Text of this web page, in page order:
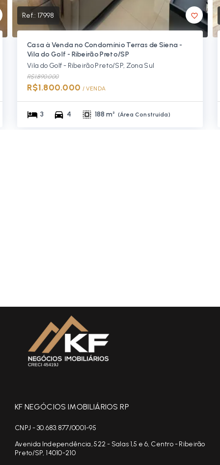
Ref.: 17998
Casa à Venda no Condomínio Terras de Siena -
Vila do Golf - Ribeirão Preto/SP
Vila do Golf - Ribeirão Preto/SP, Zona Sul
R$1.890.000
R$1.800.000 / VENDA
3 4 188 m² (Área Construída)
KF NEGÓCIOS IMOBILIÁRIOS RP
CNPJ - 30.683.877/0001-95
Avenida Independência, 522 - Salas 1,5 e 6, Centro - Ribeirão
Preto/SP, 14010-210